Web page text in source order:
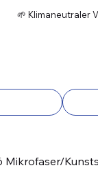
🌱 Klimaneutraler